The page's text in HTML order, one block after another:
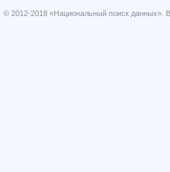
© 2012-2018 «Национальный поиск данных».